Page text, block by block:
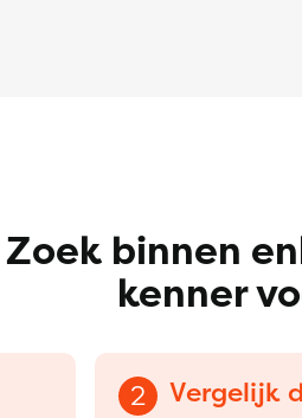
Zoek binnen
kenner
2 Vergelijk